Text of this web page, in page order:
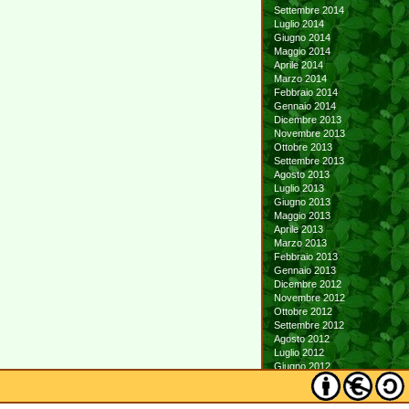
Settembre 2014
Luglio 2014
Giugno 2014
Maggio 2014
Aprile 2014
Marzo 2014
Febbraio 2014
Gennaio 2014
Dicembre 2013
Novembre 2013
Ottobre 2013
Settembre 2013
Agosto 2013
Luglio 2013
Giugno 2013
Maggio 2013
Aprile 2013
Marzo 2013
Febbraio 2013
Gennaio 2013
Dicembre 2012
Novembre 2012
Ottobre 2012
Settembre 2012
Agosto 2012
Luglio 2012
Giugno 2012
Maggio 2012
Aprile 2012